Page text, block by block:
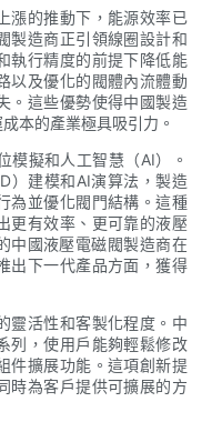
漲的推動下，能源效率已
製造商正引領線圈設計和
執行精度的前提下降低能
以及優化的閥體內流體動
。這些優勢使得中國製造
本的產業極具吸引力。
模擬和人工智慧（AI）。
）建模和AI演算法，製造
為並優化閥門結構。這種
更有效率、更可靠的液壓
中國液壓電磁閥製造商在
出下一代產品方面，獲得
靈活性和客製化程度。中
列，使用戶能夠輕鬆修改
件擴展功能。這項創新提
時為客戶提供可擴展的方